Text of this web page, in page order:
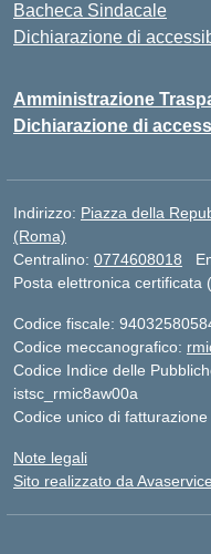
Bacheca Sindacale
Dichiarazione di
Amministrazione
Dichiarazione di
Indirizzo: Piazza della
(Roma)
Centralino: 0774608018
Posta elettronica certificata
Codice fiscale:
Codice meccanografico:
Codice Indice delle
istsc_rmic8aw00a
Codice unico di
Note legali
Sito realizzato da Avaservice